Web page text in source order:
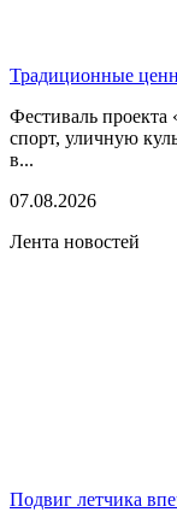
Традиционные
Фестиваль проекта
спорт, уличную
в...
07.08.2026
Лента новостей
Подвиг летчика